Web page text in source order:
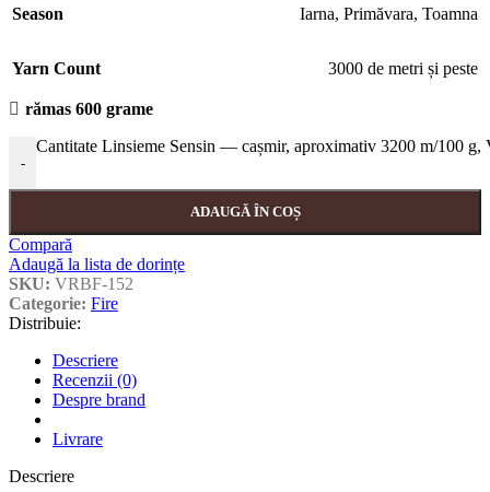
Season Iarna, Primăvara, Toamna
Yarn Count 3000 de metri și peste
rămas 600 grame
-
Cantitate Linsieme Sensin — cașmir, aproximativ 3200 m/100 g,
ADAUGĂ ÎN COȘ
Compară
Adaugă la lista de dorințe
SKU: VRBF-152
Categorie: Fire
Distribuie:
Descriere
Recenzii (0)
Despre brand
Livrare
Descriere